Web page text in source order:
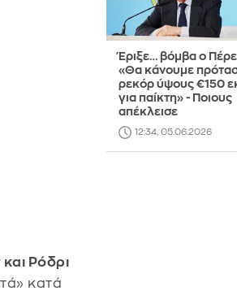
Ρόδρι
κατά
Έριξε… βόμβα ο
«Θα κάνουμε
ρεκόρ ύψους €150
για παίκτη» - Ποιους
απέκλεισε
12:34, 05.06.2026